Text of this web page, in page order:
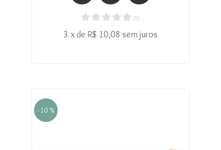
(0)
3 x de R$ 10,08 sem juros
- 10 %